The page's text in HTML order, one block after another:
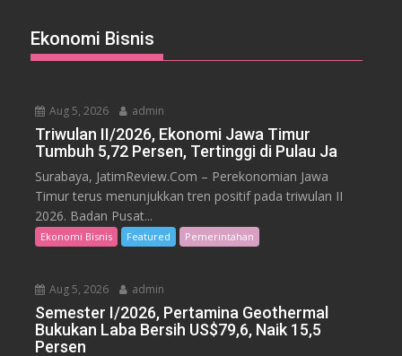
Ekonomi Bisnis
Aug 5, 2026 admin
Triwulan II/2026, Ekonomi Jawa Timur
Tumbuh 5,72 Persen, Tertinggi di Pulau Ja
Surabaya, JatimReview.Com – Perekonomian Jawa
Timur terus menunjukkan tren positif pada triwulan II
2026. Badan Pusat...
Ekonomi Bisnis Featured Pemerintahan
Aug 5, 2026 admin
Semester I/2026, Pertamina Geothermal
Bukukan Laba Bersih US$79,6, Naik 15,5
Persen